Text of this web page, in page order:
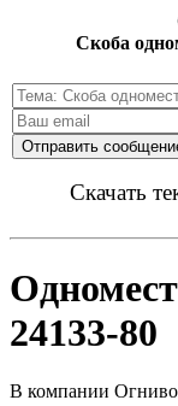
Скоба
Скачать
24133-80
В компании Огниво